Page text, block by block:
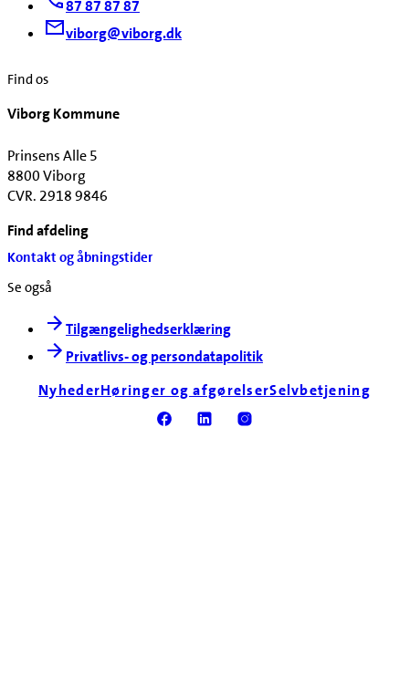
87 87 87 87
viborg@viborg.dk
Find os
Viborg Kommune
Prinsens Alle 5
8800 Viborg
CVR. 2918 9846
Find afdeling
Kontakt og åbningstider
Se også
Tilgængelighedserklæring
Privatlivs- og persondatapolitik
NyhederHøringer og afgørelserSelvbetjening